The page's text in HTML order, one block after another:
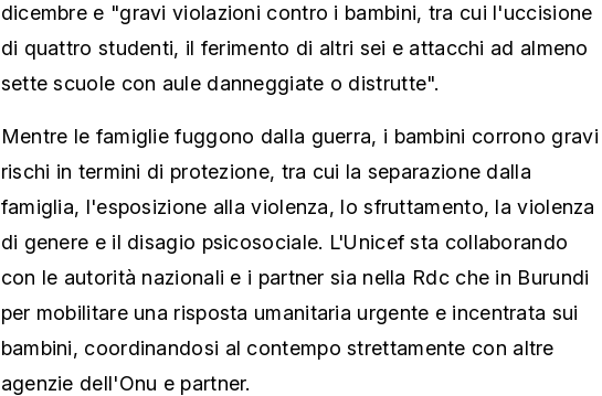
dicembre e "gravi violazioni contro i bambini, tra cui l'uccisione
di quattro studenti, il ferimento di altri sei e attacchi ad almeno
sette scuole con aule danneggiate o distrutte".
Mentre le famiglie fuggono dalla guerra, i bambini corrono gravi
rischi in termini di protezione, tra cui la separazione dalla
famiglia, l'esposizione alla violenza, lo sfruttamento, la violenza
di genere e il disagio psicosociale. L'Unicef sta collaborando
con le autorità nazionali e i partner sia nella Rdc che in Burundi
per mobilitare una risposta umanitaria urgente e incentrata sui
bambini, coordinandosi al contempo strettamente con altre
agenzie dell'Onu e partner.